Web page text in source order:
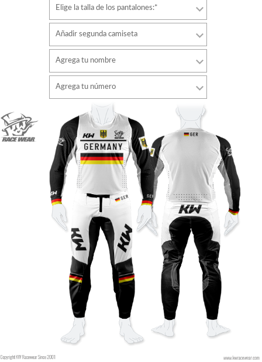
Elige la talla de los pantalones:*
Añadir segunda camiseta
Agrega tu nombre
Color de fuente
Color de contorno
Sin contorno
AÑADIR
Agrega tu número
estilo
Color de fuente
Color de contorno
Sin contorno
AÑADIR